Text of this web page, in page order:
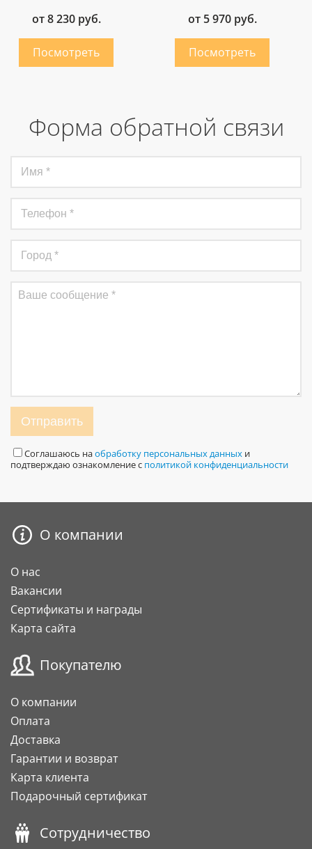
от 8 230 руб. от 5 970 руб.
Форма обратной связи
Отправить
Соглашаюсь наобработку персональных данных и
подтверждаю ознакомление с политикой конфиденциальности
О компании
О нас
Вакансии
Сертификаты и награды
Карта сайта
Покупателю
О компании
Оплата
Доставка
Гарантии и возврат
Карта клиента
Подарочный сертификат
Сотрудничество